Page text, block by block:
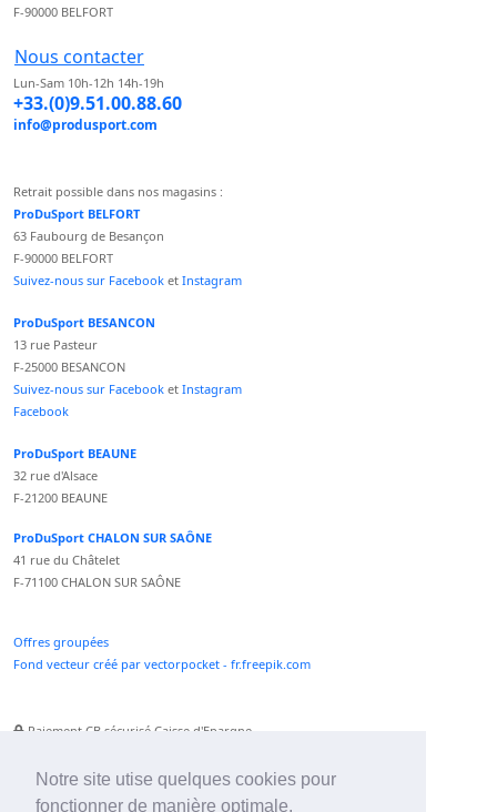
Notre site utise quelques cookies pour
fonctionner de manière optimale.
F-90000 BELFORT
Nous contacter
Lun-Sam 10h-12h 14h-19h
+33.(0)9.51.00.88.60
info@produsport.com
Retrait possible dans nos magasins :
ProDuSport BELFORT
63 Faubourg de Besançon
F-90000 BELFORT
Suivez-nous sur Facebook et Instagram
ProDuSport BESANCON
13 rue Pasteur
F-25000 BESANCON
Suivez-nous sur Facebook et Instagram
Facebook
ProDuSport BEAUNE
32 rue d'Alsace
F-21200 BEAUNE
ProDuSport CHALON SUR SAÔNE
41 rue du Châtelet
F-71100 CHALON SUR SAÔNE
Offres groupées
Fond vecteur créé par vectorpocket - fr.freepik.com
Paiement CB sécurisé Caisse d'Epargne
Paiement Paypal accepté